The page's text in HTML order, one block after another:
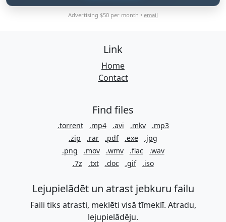
Advertising $50 per month • email
Link
Home
Contact
Find files
.torrent .mp4 .avi .mkv
.mp3
.zip
.rar .pdf .exe
.jpg
.png
.mov .wmv .flac
.wav
.7z
.txt .doc .gif .iso
Lejupielādēt un atrast jebkuru failu
Faili tiks atrasti, meklēti visā tīmeklī. Atradu,
lejupielādēju.